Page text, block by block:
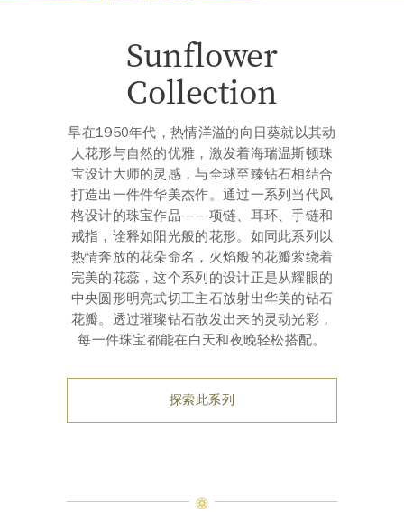
Sunflower
Collection
早在1950年代，热情洋溢的向日葵就以其动
人花形与自然的优雅，激发着海瑞温斯顿珠
宝设计大师的灵感，与全球至臻钻石相结合
打造出一件件华美杰作。通过一系列当代风
格设计的珠宝作品——项链、耳环、手链和
戒指，诠释如阳光般的花形。如同此系列以
热情奔放的花朵命名，火焰般的花瓣萦绕着
完美的花蕊，这个系列的设计正是从耀眼的
中央圆形明亮式切工主石放射出华美的钻石
花瓣。透过璀璨钻石散发出来的灵动光彩，
每一件珠宝都能在白天和夜晚轻松搭配。
探索此系列